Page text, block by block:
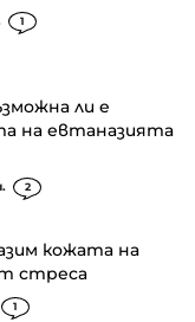
1
ли е
на евтаназията
2
кожата на
стреса
1